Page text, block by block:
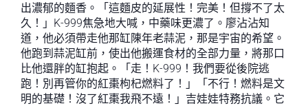
出濃郁的麵香。「這麵皮的延展性！完美！但撐不了太
久！」K-999焦急地大喊，中藥味更濃了。廖沾沾知
道，他必須帶走他那缸陳年老蒜泥，那是宇宙的希望。
他跑到蒜泥缸前，使出他搬運食材的全部力量，將那口
比他還胖的缸抱起。「走！K-999！我們要從後院逃
跑！別再管你的紅棗枸杞燃料了！」「不行！燃料是文
明的基礎！沒了紅棗我飛不遠！」吉娃娃特務抗議。它